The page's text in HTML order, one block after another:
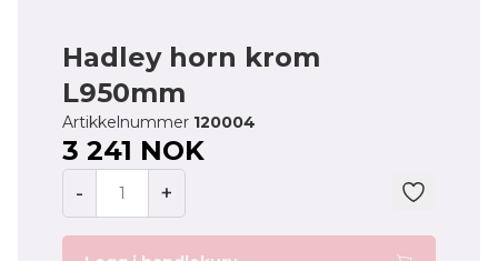
Hadley horn krom
L950mm
Artikkelnummer 120004
3 241 NOK
- +